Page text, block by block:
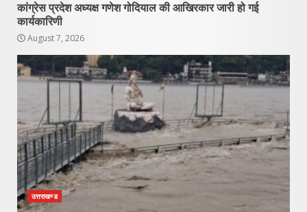
कांग्रेस प्रदेश अध्यक्ष गणेश गोदियाल की आखिरकार जारी हो गई
कार्यकारिणी
August 7, 2026
उत्तराखण्ड